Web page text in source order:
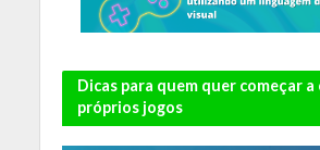
Dicas para quem quer começar a
próprios jogos